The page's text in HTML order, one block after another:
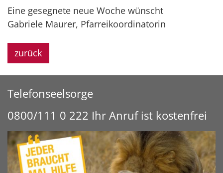
Eine gesegnete neue Woche wünscht
Gabriele Maurer, Pfarreikoordinatorin
zurück
Telefonseelsorge
0800/111 0 222 Ihr Anruf ist kostenfrei